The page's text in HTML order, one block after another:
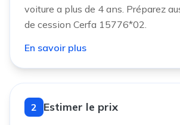
voiture a plus de 4 ans. Préparez
de cession Cerfa 15776*02.
En savoir plus
2 Estimer le prix